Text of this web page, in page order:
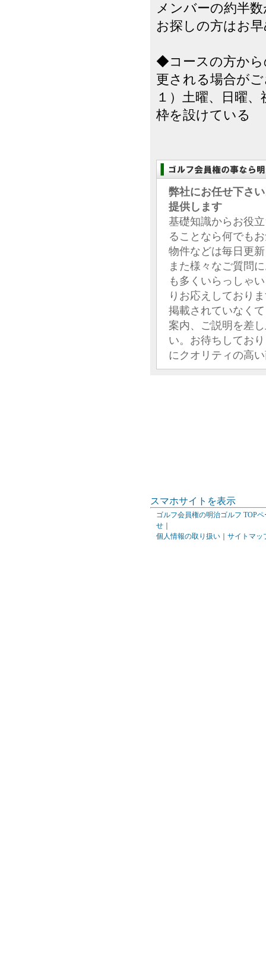
メンバーの約半
お探しの方はお
◆コースの方から
更される場合が
１）土曜、日曜
枠を設けている
弊社にお任せ下さ
提供します
基礎知識からお役
ることなら何でも
物件などは毎日更
また様々なご質問
も多くいらっしゃ
りお応えしており
掲載されていなく
案内、ご説明を差
い。お待ちしてお
にクオリティの高
スマホサイトを表示
ゴルフ会員権の明治ゴルフ TOPペ
せ
個人情報の取り扱い
サイトマッ